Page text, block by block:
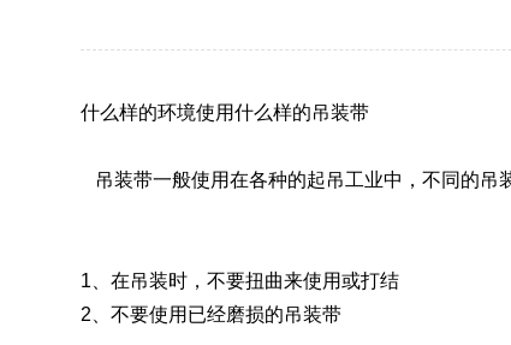
什么样的环境使用什么样的吊装带
吊装带一般使用在各种的起吊工业中，不同的吊
1、在吊装时，不要扭曲来使用或打结
2、不要使用已经磨损的吊装带